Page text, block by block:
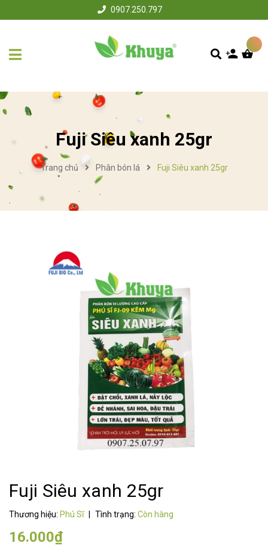
0907.250.797
Fuji Siêu xanh 25gr
Trang chủ Phân bón lá Fuji Siêu xanh 25gr
Fuji Siêu xanh 25gr
Thương hiệu: Phú Sĩ Tình trạng: Còn hàng
16.000₫